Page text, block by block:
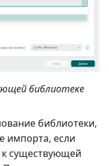
библиотеке
библиотеки,
импорта, если
к существующей